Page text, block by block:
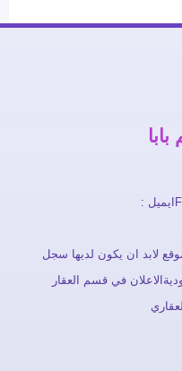
مملوك بوثيقة عمل حر: FL-721506219ايميل :
لابد ان يكون لديها سجل
في قسم العقار